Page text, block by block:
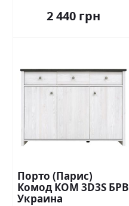
2 440 грн
Порто (Парис)
Комод КОМ 3D3S БРВ
Украина